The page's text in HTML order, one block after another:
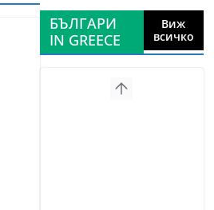
БЪЛГАРИ
IN GREECE
Виж
всичко